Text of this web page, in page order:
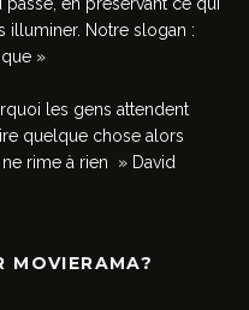
illuminer. Notre slogan :
»
les gens attendent
quelque chose alors
rime à rien » David
MOVIERAMA?